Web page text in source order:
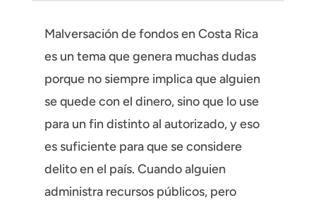
Malversación de fondos en Costa Rica
es un tema que genera muchas dudas
porque no siempre implica que alguien
se quede con el dinero, sino que lo use
para un fin distinto al autorizado, y eso
es suficiente para que se considere
delito en el país. Cuando alguien
administra recursos públicos, pero